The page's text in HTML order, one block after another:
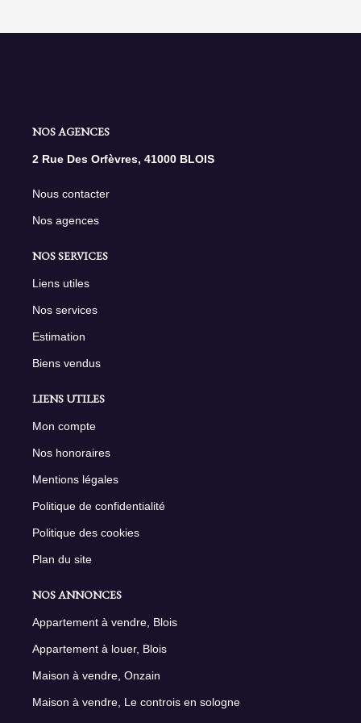
NOS AGENCES
2 Rue Des Orfèvres, 41000 BLOIS
Nous contacter
Nos agences
NOS SERVICES
Liens utiles
Nos services
Estimation
Biens vendus
LIENS UTILES
Mon compte
Nos honoraires
Mentions légales
Politique de confidentialité
Politique des cookies
Plan du site
NOS ANNONCES
Appartement à vendre, Blois
Appartement à louer, Blois
Maison à vendre, Onzain
Maison à vendre, Le controis en sologne